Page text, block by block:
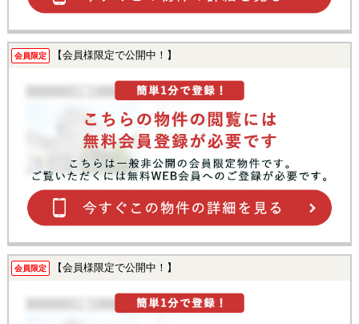
会員限定 【会員様限定で公開中！】
会員限定 【会員様限定で公開中！】